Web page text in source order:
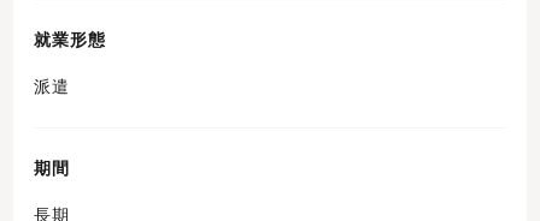
就業形態
派遣
期間
長期